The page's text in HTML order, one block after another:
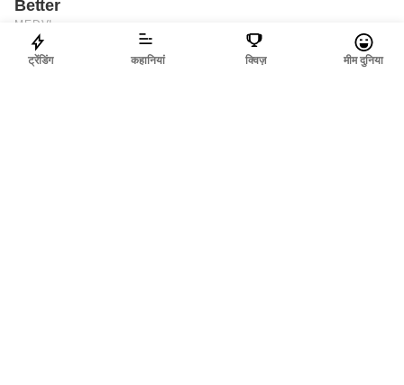
ट्रेंडिंग कहानियां क्विज़ मीम दुनिया